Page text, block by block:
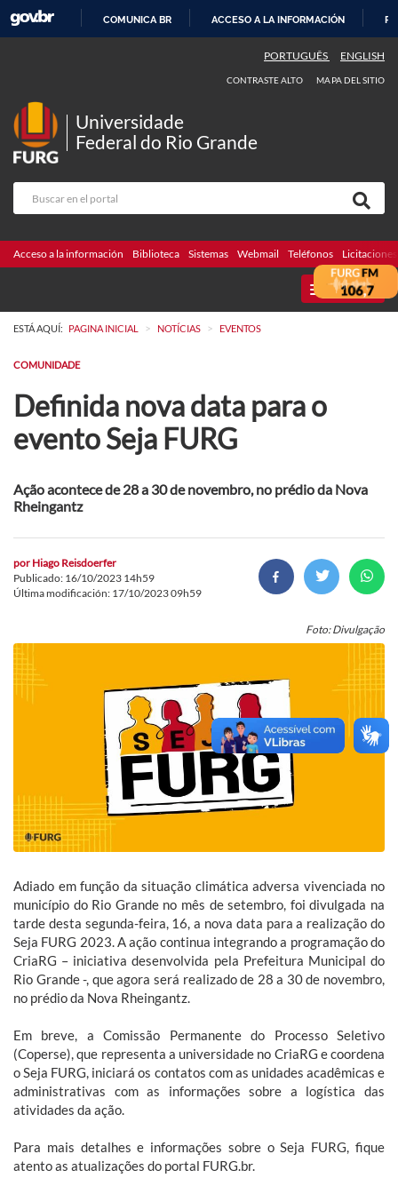
CONTENIDO
COMUNICA BR ACCESO A LA INFORMACIÓN
PORTUGUÊS ENGLISH
CONTRASTE ALTO MAPA DEL SITIO
Universidade
Federal do Rio Grande
Acceso a la información Biblioteca Sistemas Webmail Teléfonos Licitaciones
MENU
ESTÁ AQUÍ: PAGINA INICIAL > NOTÍCIAS > EVENTOS
COMUNIDADE
Definida nova data para o
evento Seja FURG
Ação acontece de 28 a 30 de novembro, no prédio da Nova
Rheingantz
por Hiago Reisdoerfer
Publicado: 16/10/2023 14h59
Última modificación: 17/10/2023 09h59
Foto: Divulgação
Adiado em função da situação climática adversa vivenciada no
município do Rio Grande no mês de setembro, foi divulgada na
tarde desta segunda-feira, 16, a nova data para a realização do
Seja FURG 2023. A ação continua integrando a programação do
CriaRG – iniciativa desenvolvida pela Prefeitura Municipal do
Rio Grande -, que agora será realizado de 28 a 30 de novembro,
no prédio da Nova Rheingantz.
Em breve, a Comissão Permanente do Processo Seletivo
(Coperse), que representa a universidade no CriaRG e coordena
o Seja FURG, iniciará os contatos com as unidades acadêmicas e
administrativas com as informações sobre a logística das
atividades da ação.
Para mais detalhes e informações sobre o Seja FURG, fique
atento as atualizações do portal FURG.br.